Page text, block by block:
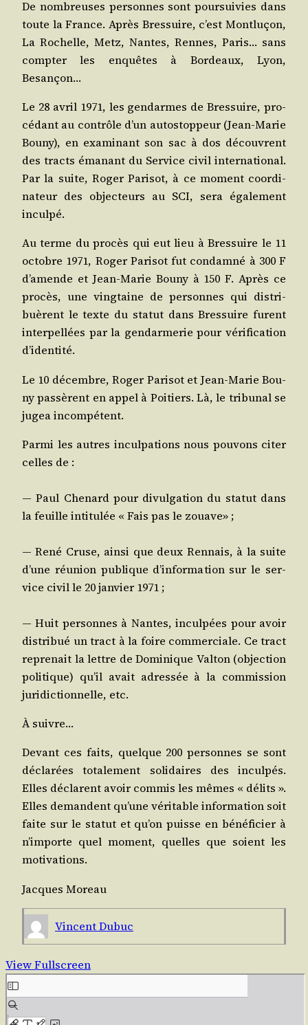
De nom­breuses per­sonnes sont pour­sui­vies dans
toute la France. Après Bres­suire, c’est Mont­lu­çon,
La Rochelle, Metz, Nantes, Rennes, Paris… sans
comp­ter les enquêtes à Bor­deaux, Lyon,
Besançon…
Le 28 avril 1971, les gen­darmes de Bres­suire, pro­
cé­dant au contrôle d’un autos­top­peur (Jean‑Marie
Bou­ny), en exa­mi­nant son sac à dos découvrent
des tracts éma­nant du Ser­vice civil inter­na­tio­nal.
Par la suite, Roger Pari­sot, à ce moment coor­di­
na­teur des objec­teurs au SCI, sera éga­le­ment
inculpé.
Au terme du pro­cès qui eut lieu à Bres­suire le 11
octobre 1971, Roger Pari­sot fut condam­né à 300 F
d’amende et Jean‑Marie Bou­ny à 150 F. Après ce
pro­cès, une ving­taine de per­sonnes qui dis­tri­
buèrent le texte du sta­tut dans Bres­suire furent
inter­pel­lées par la gen­dar­me­rie pour véri­fi­ca­tion
d’identité.
Le 10 décembre, Roger Pari­sot et Jean‑Marie Bou­
ny pas­sèrent en appel à Poi­tiers. Là, le tri­bu­nal se
jugea incompétent.
Par­mi les autres incul­pa­tions nous pou­vons citer
celles de :
— Paul Che­nard pour divul­ga­tion du sta­tut dans
la feuille inti­tu­lée « Fais pas le zouave» ;
— René Cruse, ain­si que deux Ren­nais, à la suite
d’une réunion publique d’information sur le ser­
vice civil le 20 jan­vier 1971 ;
— Huit per­sonnes à Nantes, incul­pées pour avoir
dis­tri­bué un tract à la foire com­mer­ciale. Ce tract
repre­nait la lettre de Domi­nique Val­ton (objec­tion
poli­tique) qu’il avait adres­sée à la com­mis­sion
juri­dic­tion­nelle, etc.
À suivre…
Devant ces faits, quelque 200 per­sonnes se sont
décla­rées tota­le­ment soli­daires des incul­pés.
Elles déclarent avoir com­mis les mêmes « délits ».
Elles demandent qu’une véri­table infor­ma­tion soit
faite sur le sta­tut et qu’on puisse en béné­fi­cier à
n’importe quel moment, quelles que soient les
motivations.
Jacques Moreau
Vincent Dubuc
View Fullscreen